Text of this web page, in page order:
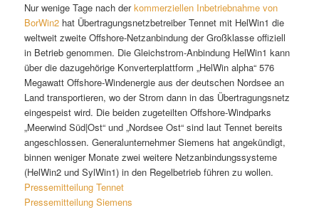
Nur wenige Tage nach derkommerziellen Inbetriebnahme von
BorWin2 hat Übertragungsnetzbetreiber Tennet mit HelWin1 die
weltweit zweite Offshore-Netzanbindung der Großklasse offiziell
in Betrieb genommen. Die Gleichstrom-Anbindung HelWin1 kann
über die dazugehörige Konverterplattform „HelWin alpha“ 576
Megawatt Offshore-Windenergie aus der deutschen Nordsee an
Land transportieren, wo der Strom dann in das Übertragungsnetz
eingespeist wird. Die beiden zugeteilten Offshore-Windparks
„Meerwind Süd|Ost“ und „Nordsee Ost“ sind laut Tennet bereits
angeschlossen. Generalunternehmer Siemens hat angekündigt,
binnen weniger Monate zwei weitere Netzanbindungssysteme
(HelWin2 und SylWin1) in den Regelbetrieb führen zu wollen.
Pressemitteilung Tennet
Pressemitteilung Siemens